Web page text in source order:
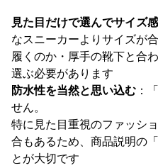
見た目だけで選んでサイズ
なスニーカーよりサイズが
履くのか・厚手の靴下と合
選ぶ必要があります
防水性を当然と思い込む ：
せん。
特に見た目重視のファッシ
合もあるため、商品説明の
とが大切です